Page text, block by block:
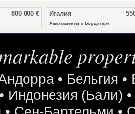
800 000 € Италия
Апартаменты в Бордигере
• Бельгия •
• Индонезия (Бали) •